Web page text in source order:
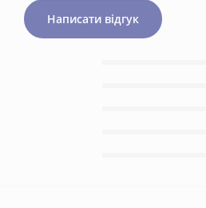
Написати відгук